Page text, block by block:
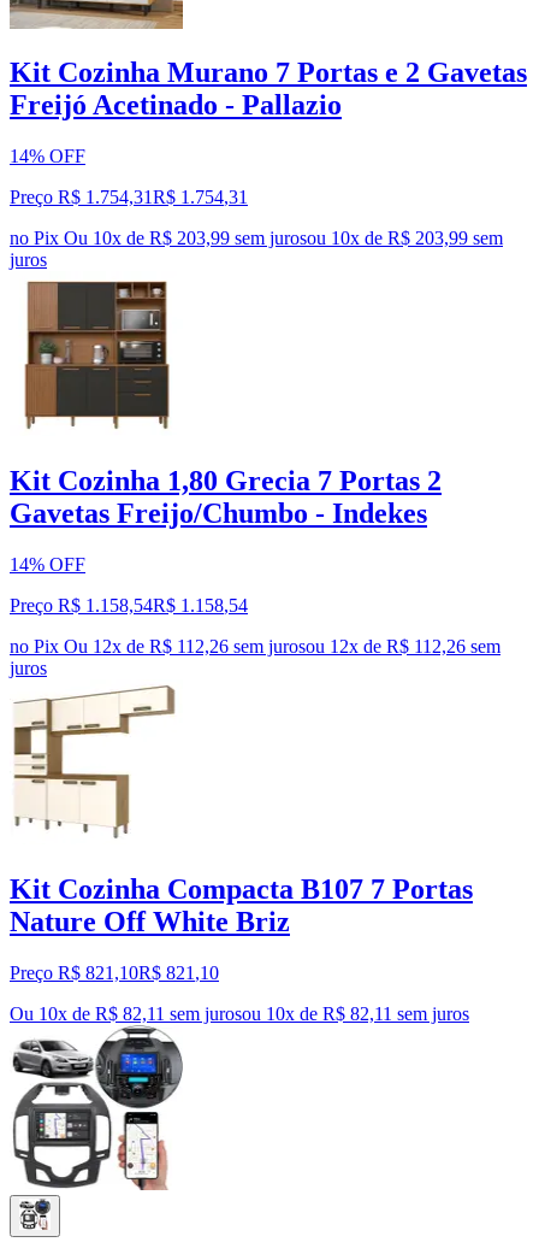
Kit Cozinha Murano 7 Portas e 2 Gavetas
Freijó Acetinado - Pallazio
14% OFF
Preço R$ 1.754,31R$ 1.754,31
no Pix Ou 10x de R$ 203,99 sem jurosou 10x de R$ 203,99 sem
juros
Kit Cozinha 1,80 Grecia 7 Portas 2
Gavetas Freijo/Chumbo - Indekes
14% OFF
Preço R$ 1.158,54R$ 1.158,54
no Pix Ou 12x de R$ 112,26 sem jurosou 12x de R$ 112,26 sem
juros
Kit Cozinha Compacta B107 7 Portas
Nature Off White Briz
Preço R$ 821,10R$ 821 ,10
Ou 10x de R$ 82,11 sem jurosou 10x de R$ 82,11 sem juros